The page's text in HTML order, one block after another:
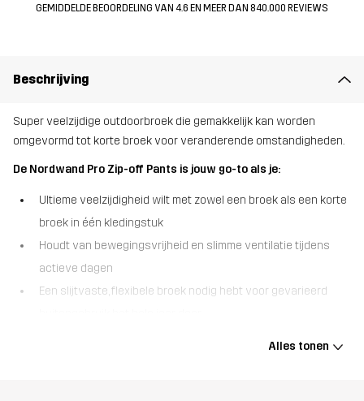
GEMIDDELDE BEOORDELING VAN 4.6 EN MEER DAN 840.000 REVIEWS
Beschrijving
Super veelzijdige outdoorbroek die gemakkelijk kan worden
omgevormd tot korte broek voor veranderende omstandigheden.
De Nordwand Pro Zip-off Pants is jouw go-to als je:
Ultieme veelzijdigheid wilt met zowel een broek als een korte
broek in één kledingstuk
Houdt van bewegingsvrijheid en slimme ventilatie tijdens
actieve dagen
Een slijtvaste, flexibele broek nodig hebt voor gevarieerd
De Nordwand Pro Zip-off Pants is ontworpen om je maximale
Alles tonen